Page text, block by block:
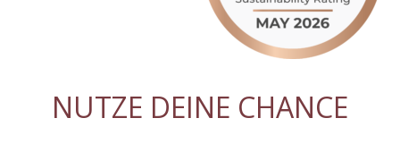
NUTZE DEINE CHANCE